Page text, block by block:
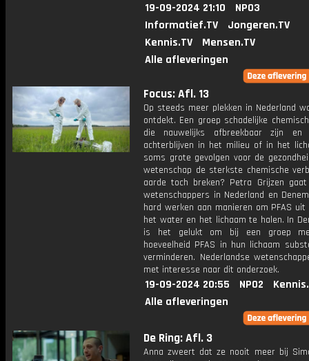
19-09-2024 21:10
NPO3
Informatief.TV
Jongeren.TV
Kennis.TV
Mensen.TV
Alle afleveringen
Focus: Afl. 13
Op steeds meer plekken in Nederland
ontdekt. Een groep schadelijke
die nauwelijks afbreekbaar zijn en
achterblijven in het milieu of in het
soms grote gevolgen voor de
wetenschap de sterkste chemische
aarde toch breken? Petra Grijzen
wetenschappers in Nederland en
hard werken aan manieren om PFAS uit
het water en het lichaam te halen. In
is het gelukt om bij een groep
hoeveelheid PFAS in hun lichaam
verminderen. Nederlandse
met interesse naar dit onderzoek.
19-09-2024 20:55 NPO2
Alle afleveringen
De Ring: Afl. 3
Anna zweert dat ze nooit meer bij